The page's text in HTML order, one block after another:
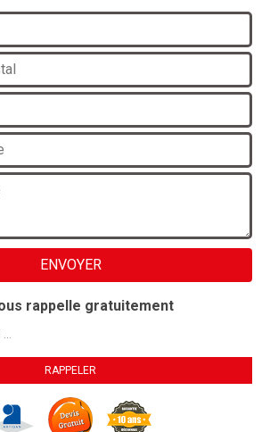
rappelle gratuitement